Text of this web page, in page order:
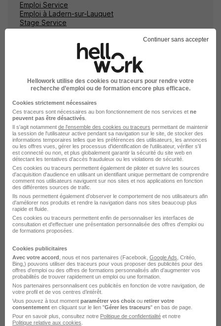
Emploi Service
Emploi à Ladern-sur-Lauquet
Stage Service
Emplois & formations
Emploi Service
Stage Service
Alternance Service
Intérim Service
Stage dans le domaine Service
en France
Stage Neuilly-sur-Seine Service
Stage Lannion Service
Stage Paris Service
Les offres de stage par ville du domaine Service
Continuer sans accepter
Hellowork utilise des cookies ou traceurs pour rendre votre
recherche d’emploi ou de formation encore plus efficace.
Cookies strictement nécessaires
Ces traceurs sont nécessaires au bon fonctionnement de nos services et ne
peuvent pas être désactivés
Il s'agit notamment de l'ensemble des cookies ou traceurs permettant de maintenir
la session de l'utilisateur active pendant sa navigation sur le site, de stocker des
informations temporaires telles que les préférences des utilisateurs, les annonces
ou les offres vues, gérer les processus d'identification de l'utilisateur, vérifier s'il
est connecté ou non, et plus globalement garantir la sécurité du site web en
détectant les tentatives d'accès frauduleux ou les violations de sécurité.
Ces cookies ou traceurs permettent également de piloter et suivre les sources
d'acquisition d'audience en utilisant un identifiant unique permettant de comprendre
comment nos utilisateurs naviguent sur nos sites et nos applications en fonction
des différentes sources de trafic.
Ils nous permettent également d’observer le comportement de nos utilisateurs afin
d'améliorer nos produits et rendre la navigation dans nos sites beaucoup plus
rapide et fluide.
Ces cookies ou traceurs permettent enfin de personnaliser les interfaces de
consultation et d'effectuer une présentation personnalisée des offres d'emploi ou
de formations proposées.
Cookies publicitaires
Avec votre accord , nous et nos partenaires (Facebook, Google Ads , Critéo,
Bing,) pouvons utiliser des traceurs pour vous proposer des publicités pour des
offres d’emploi ou des offres de formations personnalisés afin d’augmenter vos
probabilités de trouver rapidement un emploi ou une formation.
Nos partenaires personnalisent ces publicités en fonction de votre navigation, de
votre profil et de vos centres d’intérêt.
Vous pouvez à tout moment paramétrer vos choix ou retirer votre
consentement en cliquant sur le lien "Gérer les traceurs" en bas de page.
Pour en savoir plus, consultez notre Politique de confidentialité et notre
Politique relative aux cookies